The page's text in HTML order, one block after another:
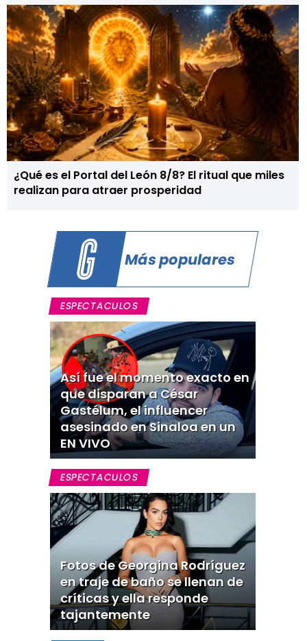
¿Qué es el Portal del León 8/8? El ritual que miles
realizan para atraer prosperidad
Más populares
ESPECTACULOS
Así fue el momento exacto en
que disparan a César
Gastélum, el influencer
asesinado en Sinaloa en un
EN VIVO
ESPECTACULOS
Fotos de Georgina Rodríguez
en traje de baño se llenan de
críticas y ella responde
tajantemente